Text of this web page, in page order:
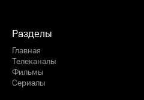
Разделы
Главная
Телеканалы
Фильмы
Сериалы